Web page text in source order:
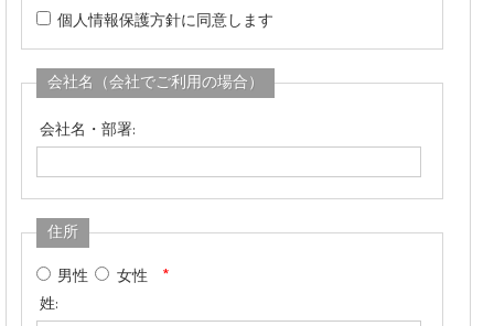
個人情報保護方針に同意します
会社名（会社でご利用の場合）
会社名・部署:
住所
男性
女性
*
姓: